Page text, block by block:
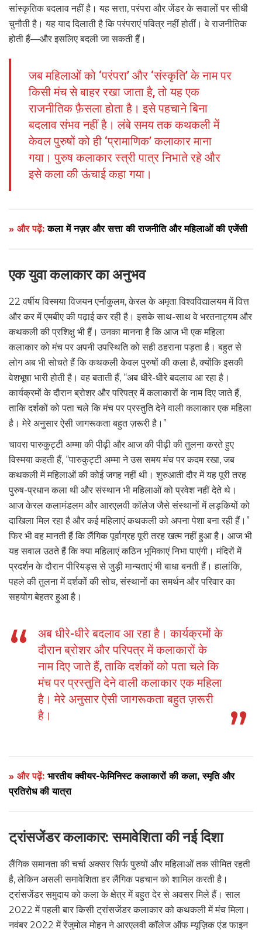
सांस्कृतिक बदलाव नहीं है। यह सत्ता, परंपरा और जेंडर के सवालों पर सीधी
चुनौती है। यह याद दिलाती है कि परंपराएं पवित्र नहीं होतीं। वे राजनीतिक
होती हैं—और इसलिए बदली जा सकती हैं।
जब महिलाओं को ‘परंपरा’ और ‘संस्कृति’ के नाम पर
किसी मंच से बाहर रखा जाता है, तो यह एक
राजनीतिक फ़ैसला होता है। इसे पहचाने बिना
बदलाव संभव नहीं है। लंबे समय तक कथकली में
केवल पुरुषों को ही ‘प्रामाणिक’ कलाकार माना
गया। पुरुष कलाकार स्त्री पात्र निभाते रहे और
इसे कला की ऊंचाई कहा गया।
» और पढ़ें:कला में नज़र और सत्ता की राजनीति और महिलाओं की एजेंसी
एक युवा कलाकार का अनुभव
22 वर्षीय विस्मया विजयन एर्नाकुलम, केरल के अमृता विश्वविद्यालयम में वित्त
और कर में एमबीए की पढ़ाई कर रही है। इसके साथ-साथ वे भरतनाट्यम और
कथकली की प्रशिक्षु भी हैं। उनका मानना है कि आज भी एक महिला
कलाकार को मंच पर अपनी उपस्थिति को सही ठहराना पड़ता है। बहुत से
लोग अब भी सोचते हैं कि कथकली केवल पुरुषों की कला है, क्योंकि इसकी
वेशभूषा भारी होती है। वह बताती हैं, “अब धीरे-धीरे बदलाव आ रहा है।
कार्यक्रमों के दौरान ब्रोशर और परिपत्र में कलाकारों के नाम दिए जाते हैं,
ताकि दर्शकों को पता चले कि मंच पर प्रस्तुति देने वाली कलाकार एक महिला
है। मेरे अनुसार ऐसी जागरूकता बहुत ज़रूरी है।”
चावरा पारुकुट्टी अम्मा की पीढ़ी और आज की पीढ़ी की तुलना करते हुए
विस्मया कहती हैं, “पारुकुट्टी अम्मा ने उस समय मंच पर कदम रखा, जब
कथकली में महिलाओं की कोई जगह नहीं थी। शुरुआती दौर में यह पूरी तरह
पुरुष-प्रधान कला थी और संस्थान भी महिलाओं को प्रवेश नहीं देते थे।
आज केरल कलामंडलम और आरएलवी कॉलेज जैसे संस्थानों में लड़कियों को
दाखिला मिल रहा है और कई महिलाएं कथकली को अपना पेशा बना रही हैं।”
फिर भी वह मानती हैं कि लैंगिक पूर्वाग्रह पूरी तरह खत्म नहीं हुआ है। आज भी
यह सवाल उठते हैं कि क्या महिलाएं कठिन भूमिकाएं निभा पाएंगी। मंदिरों में
प्रदर्शन के दौरान पीरियड्स से जुड़ी मान्यताएं भी बाधा बनती हैं। हालांकि,
पहले की तुलना में दर्शकों की सोच, संस्थानों का समर्थन और परिवार का
सहयोग बेहतर हुआ है।
अब धीरे-धीरे बदलाव आ रहा है। कार्यक्रमों के
दौरान ब्रोशर और परिपत्र में कलाकारों के
नाम दिए जाते हैं, ताकि दर्शकों को पता चले कि
मंच पर प्रस्तुति देने वाली कलाकार एक महिला
है। मेरे अनुसार ऐसी जागरूकता बहुत ज़रूरी
है।
» और पढ़ें: भारतीय क्वीयर-फेमिनिस्ट कलाकारों की कला, स्मृति और
प्रतिरोध की यात्रा
ट्रांसजेंडर कलाकार: समावेशिता की नई दिशा
लैंगिक समानता की चर्चा अक्सर सिर्फ पुरुषों और महिलाओं तक सीमित रहती
है, लेकिन असली समावेशिता हर लैंगिक पहचान को शामिल करती है।
ट्रांसजेंडर समुदाय को कला के क्षेत्र में बहुत देर से अवसर मिले हैं। साल
2022 में पहली बार किसी ट्रांसजेंडर कलाकार को कथकली में मंच मिला।
नवंबर 2022 में रेंजुमोल मोहन ने आरएलवी कॉलेज ऑफ म्यूज़िक एंड फाइन